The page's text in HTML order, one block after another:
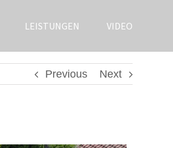
LEISTUNGEN VIDEO
Previous Next